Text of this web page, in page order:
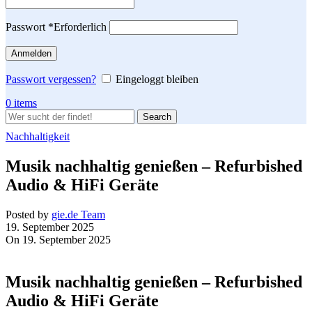
Passwort *Erforderlich
Anmelden
Passwort vergessen?
Eingeloggt bleiben
0 items
Search
Nachhaltigkeit
Musik nachhaltig genießen – Refurbished
Audio & HiFi Geräte
Posted by gie.de Team
19. September 2025
On 19. September 2025
Musik nachhaltig genießen – Refurbished
Audio & HiFi Geräte